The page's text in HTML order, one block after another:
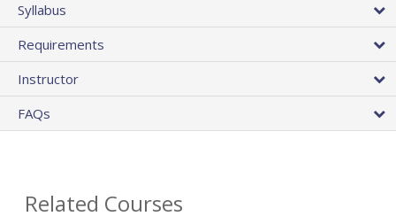
Syllabus
Requirements
Instructor
FAQs
Related Courses